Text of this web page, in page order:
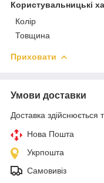
Користувальницькі
Колір
Товщина
Приховати
Умови доставки
Доставка здійснюється
Нова Пошта
Укрпошта
Самовивіз